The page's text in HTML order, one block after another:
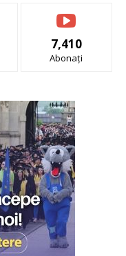
7,410
Abonați